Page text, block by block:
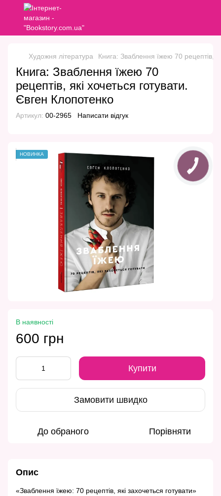
Художня література Книга: Зваблення їжею 70 рецептів,
Книга: Зваблення їжею 70
рецептів, які хочеться готувати.
Євген Клопотенко
Артикул: 00-2965 Написати відгук
НОВИНКА
В наявності
600 грн
Купити
Замовити швидко
До обраного Порівняти
Опис
«Зваблення їжею: 70 рецептів, які захочеться готувати»